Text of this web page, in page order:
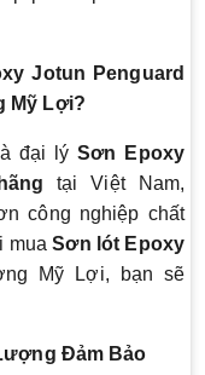
Jotun Penguard
Mỹ Lợi?
đại lýSơn Epoxy
tại Việt Nam,
công nghiệp chất
muaSơn lót Epoxy
Mỹ Lợi, bạn sẽ
Đảm Bảo